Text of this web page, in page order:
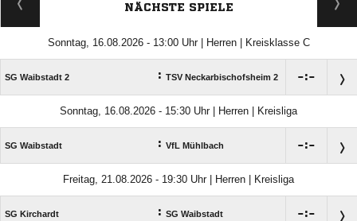
NÄCHSTE SPIELE
Sonntag, 16.08.2026 - 13:00 Uhr | Herren | Kreisklasse C
SG Waibstadt 2 : TSV Neckarbischofsheim 2 :
Sonntag, 16.08.2026 - 15:30 Uhr | Herren | Kreisliga
SG Waibstadt : VfL Mühlbach :
Freitag, 21.08.2026 - 19:30 Uhr | Herren | Kreisliga
SG Kirchardt : SG Waibstadt :